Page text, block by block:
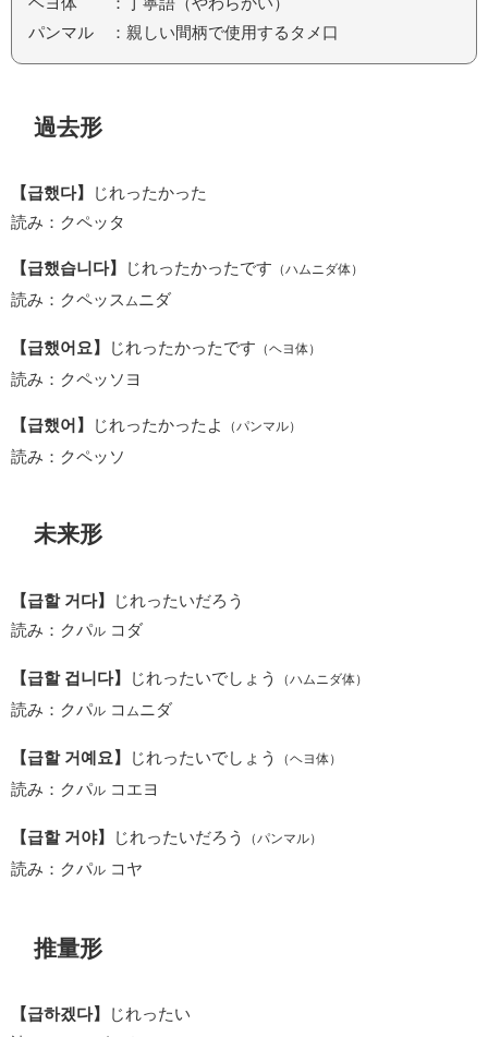
パンマル ：親しい間柄で使用するタメ口
過去形
【급했다】
じれったかった
読み：クペッタ
【급했습니다】 じれったかったです （ハムニダ体）
読み：クペッス ムニダ
【급했어요】 じれったかったです （ヘヨ体）
読み：クペッソヨ
【급했어】 じれったかったよ （パンマル）
読み：クペッソ
未来形
【급할 거다】
じれったいだろう
読み：クパル コダ
【급할 겁니다】 じれったいでしょう （ハムニダ体）
読み：クパル コ ム ニダ
【급할 거예요】 じれったいでしょう （ヘヨ体）
読み：クパル コエヨ
【급할 거야】 じれったいだろう （パンマル）
読み：クパル コヤ
推量形
【급하겠다】
じれったい